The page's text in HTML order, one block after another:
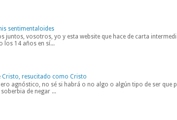
sentimentaloides
juntos, vosotros, yo y esta website que hace de carta
los 14 años en sí...
Cristo, resucitado como Cristo
agnóstico, no sé si habrá o no algo o algún tipo de ser que
de negar ...